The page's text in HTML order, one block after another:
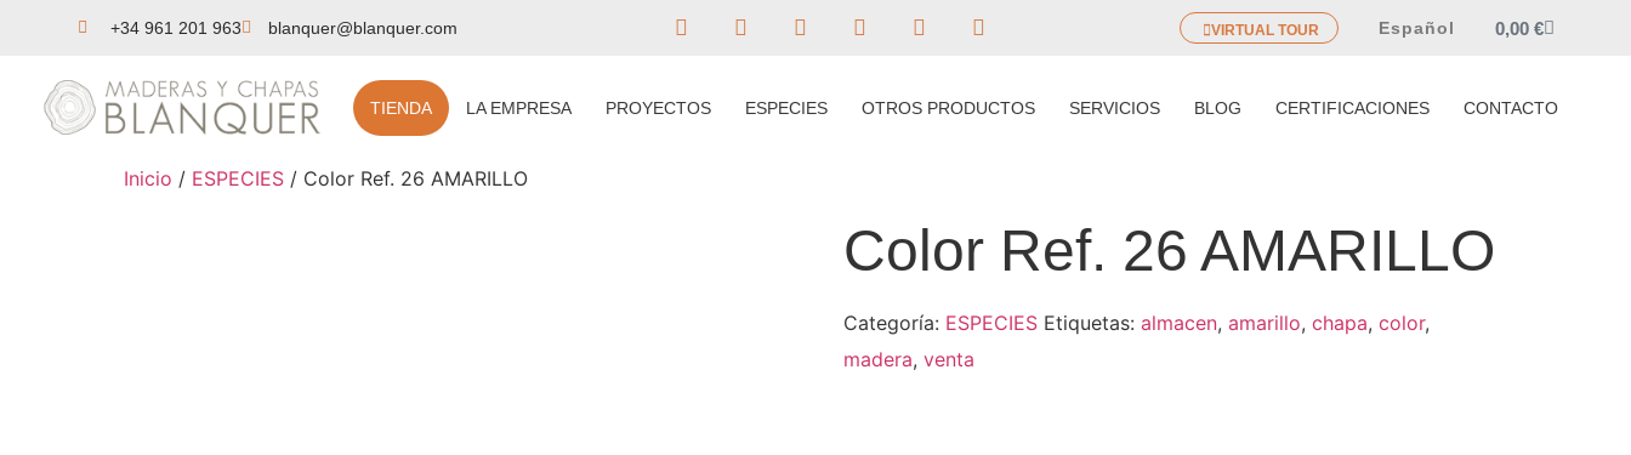
+34 961 201 963 blanquer@blanquer.com VIRTUAL TOUR Español 0,00€
TIENDA LA EMPRESA PROYECTOS ESPECIES OTROS PRODUCTOS SERVICIOS BLOG CERTIFICACIONES CONTACTO
Inicio / ESPECIES / Color Ref. 26 AMARILLO
Color Ref. 26 AMARILLO
Categoría: ESPECIES Etiquetas: almacen, amarillo, chapa, color,
madera, venta